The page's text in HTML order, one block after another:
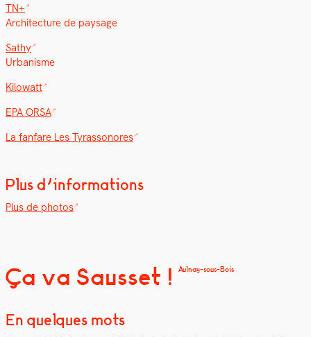
TN+
Archi­tec­ture de paysage
Sathy
Urban­isme
Kilo­watt
EPA ORSA
La fan­fare Les Tyras­sonores
Plus d’informations
Plus de pho­tos
Ça va Sausset ! Aulnay-sous-Bois
En quelques mots